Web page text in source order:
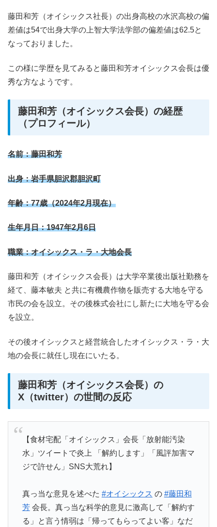
藤田和芳（オイシックス社長）の出身高校の水沢高校の偏
差値は54で出身大学の上智大学法学部の偏差値は62.5と
なっておりました。
この様に学歴を見てみると藤田和芳オイシックス会長は優
秀な方なようです。
藤田和芳（オイシックス会長）の経歴
（プロフィール）
名前：藤田和芳
出身：岩手県胆沢郡胆沢町
年齢：77歳（2024年2月現在）
生年月日：1947年2月6日
職業：オイシックス・ラ・大地会長
藤田和芳（オイシックス会長）は大学卒業後出版社勤務を
経て、藤本敏夫 と共に有機農作物を販売する大地を守る
市民の会を設立。その後株式会社にし新たに大地を守る会
を設立。
その後オイシックスと経営統合したオイシックス・ラ・大
地の会長に就任し現在にいたる。
藤田和芳（オイシックス会長）の
X（twitter）の世間の反応
【食材宅配「オイシックス」会長「放射能汚染
水」ツイートで炎上 「解約します」「風評加害マ
ジで許せん」SNS大荒れ】
真っ当な意見を述べた #オイシックス の #藤田和
芳会長。真っ当な科学的意見に激高して「解約す
る」と言う情弱は「帰ってもらってよい客」なだ